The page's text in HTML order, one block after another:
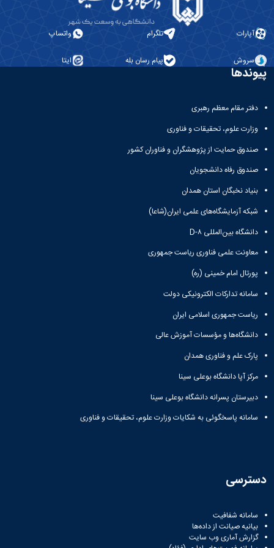
نشریات
ثبت
درخواست
نشریات
لیست
نشریات
فعال
مشاهده
آرشیو
نشریات
بارگذاری
آپارات تلگرام واتساپ
سروش پیام رسان بله ایتا
پیوندها
دفتر مقام معظم رهبری
وزارت علوم، تحقیقات و فناوری
صندوق حمایت از پژوهشگران و فناوران کشور
صندوق رفاه دانشجویان
بنیاد نخبگان استان همدان
شبکه آزمایشگاه‌های علمی ایران(شاعا)
دانشگاه بین‌المللی D-۸
معاونت علمی فناوری ریاست جمهوری
پورتال امام خمینی (ره)
سامانه تدارکات الکترونیکی دولت
ریاست جمهوری اسلامی ایران
دانشگاه‌ها و مؤسسات آموزش عالی
پارک علم و فناوری همدان
مرکز آپا دانشگاه بوعلی سینا
دبیرستان پسرانه دانشگاه بوعلی سینا
سامانه پاسخگوئی به شکایات وزارت علوم، تحقیقات و فناوری
دسترسی
سامانه شفافیت
بیانیه صیانت از داده‌ها
گزارش آماری وب‌ سایت